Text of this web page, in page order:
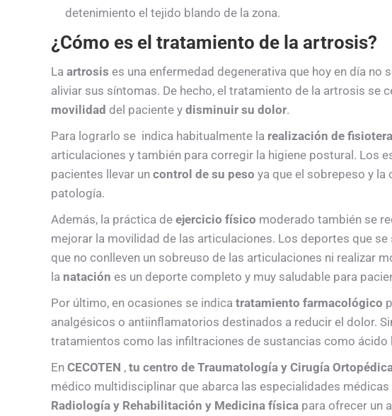
detenimiento el tejido blando de la zona.
¿Cómo es el tratamiento de la artrosis?
La artrosis es una enfermedad degenerativa que hoy en día no
aliviar sus síntomas. De hecho, el tratamiento de la artrosis se
movilidad del paciente y disminuir su dolor.
Para lograrlo se indica habitualmente la realización de
articulaciones y también para corregir la higiene postural. Los
pacientes llevar un control de su peso ya que el sobrepeso y
patología.
Además, la práctica de ejercicio físico moderado también se
mejorar la movilidad de las articulaciones. Los deportes que
que no conlleven un sobreuso de las articulaciones ni realizar
la natación es un deporte completo y muy saludable para
Por último, en ocasiones se indica tratamiento farmacológico
analgésicos o antiinflamatorios destinados a reducir el dolor.
tratamientos como las infiltraciones de sustancias como
En CECOTEN , tu centro de Traumatología y Cirugía
médico multidisciplinar que abarca las especialidades médicas
Radiología y Rehabilitación y Medicina física para ofrecer un